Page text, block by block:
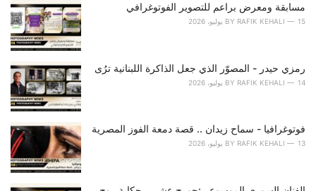
مسابقة ومعرض براعم للتصوير الفوتوغرافي
BY RAFIK KEHALI 15 يوليو، 2026
رمزي حيدر - المصوّر الذي جعل الذاكرة اللبنانية ترُى
BY RAFIK KEHALI 14 يوليو، 2026
فوتوغرافيا - سماح زيدان .. قصة دمعة الفوز المصرية
BY RAFIK KEHALI 13 يوليو، 2026